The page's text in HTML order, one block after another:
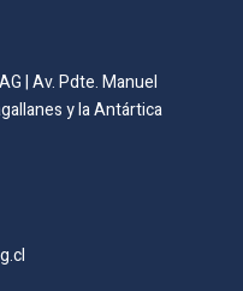
| Av. Pdte. Manuel
y la Antártica